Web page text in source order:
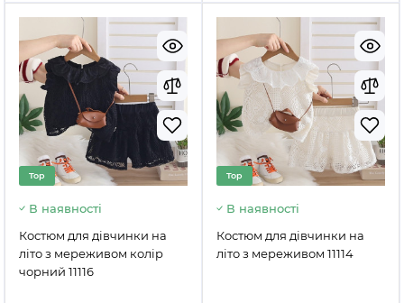
Top
В наявності
Костюм для дівчинки на
літо з мереживом колір
чорний 11116
Top
В наявності
Костюм для дівчинки на
літо з мереживом 11114